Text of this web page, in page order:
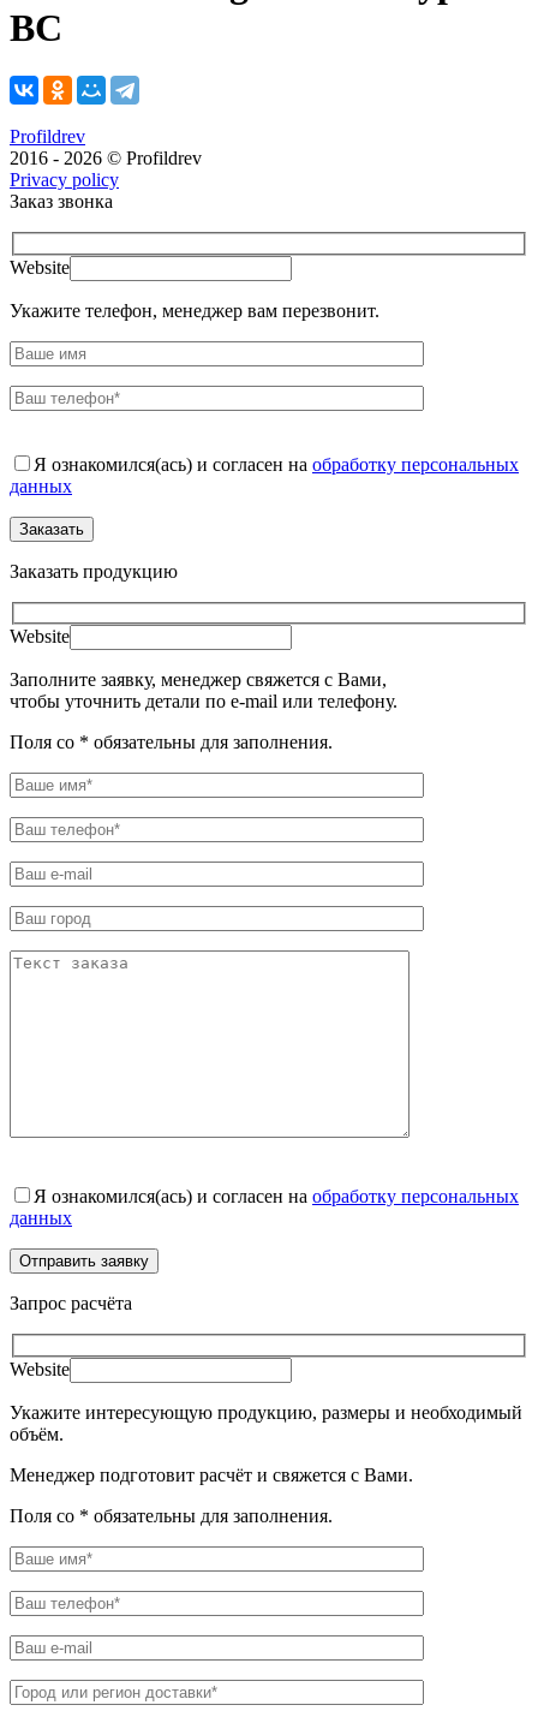
BC
Profildrev
2016 - 2026 © Profildrev
Privacy policy
Заказ звонка
Website
Укажите телефон, менеджер вам перезвонит.
Я ознакомился(ась) и согласен на обработку персональных
данных
Заказать продукцию
Website
Заполните заявку, менеджер свяжется с Вами,
чтобы уточнить детали по e-mail или телефону.
Поля со * обязательны для заполнения.
Я ознакомился(ась) и согласен на обработку персональных
данных
Запрос расчёта
Website
Укажите интересующую продукцию, размеры и необходимый
объём.
Менеджер подготовит расчёт и свяжется с Вами.
Поля со * обязательны для заполнения.